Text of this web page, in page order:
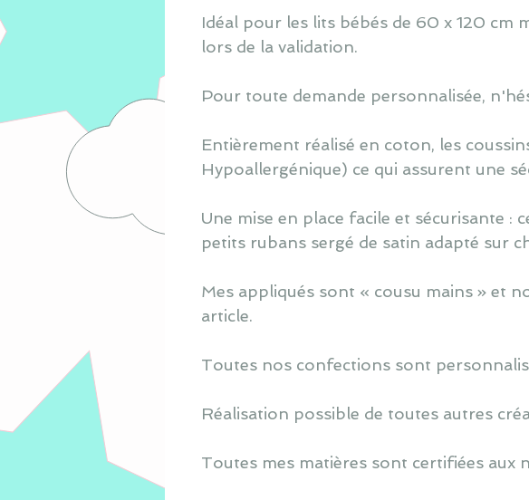
Idéal pour les lits bébés de 60 x 120
lors de la validation.
Pour toute demande personnalisée,
Entièrement réalisé en coton, les
Hypoallergénique) ce qui assurent une
Une mise en place facile et sécurisante :
petits rubans sergé de satin adapté sur
Mes appliqués sont « cousu mains » et
article.
Toutes nos confections sont
Réalisation possible de toutes autres
Toutes mes matières sont certifiées aux